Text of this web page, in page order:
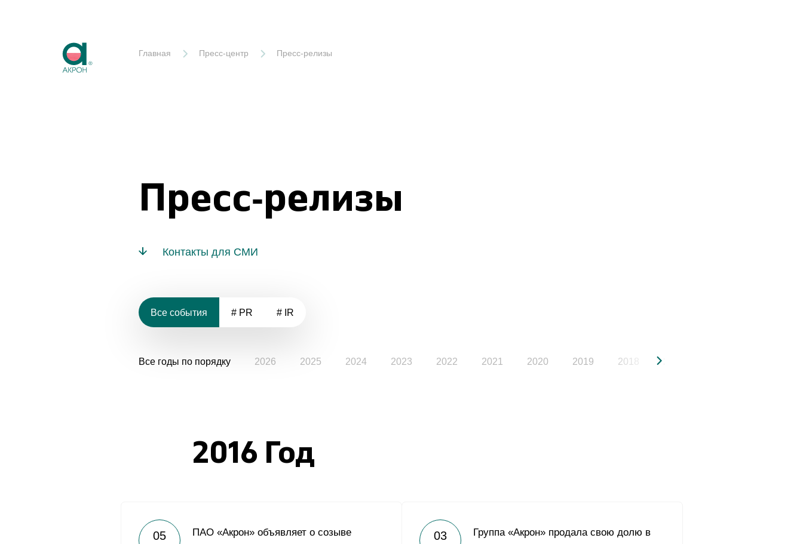
Главная Пресс-центр Пресс-релизы
Пресс-релизы
Контакты для СМИ
Все события # PR # IR
Все годы по порядку 2026 2025 2024 2023 2022 2021 2020 2019 2018
2016 Год
05
ПАО «Акрон» объявляет о созыве
03
Группа «Акрон» продала свою долю в